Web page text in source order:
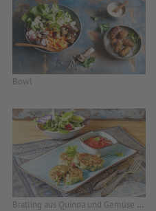
Bowl
Bratling aus Quinoa und Gemüse mit Tahin